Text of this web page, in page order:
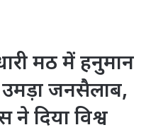
मठ में हनुमान
जनसैलाब,
ने दिया विश्व